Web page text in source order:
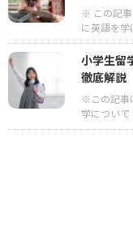
※ この記事
に英語を
小学生留
徹底解説
※この記事
学につい